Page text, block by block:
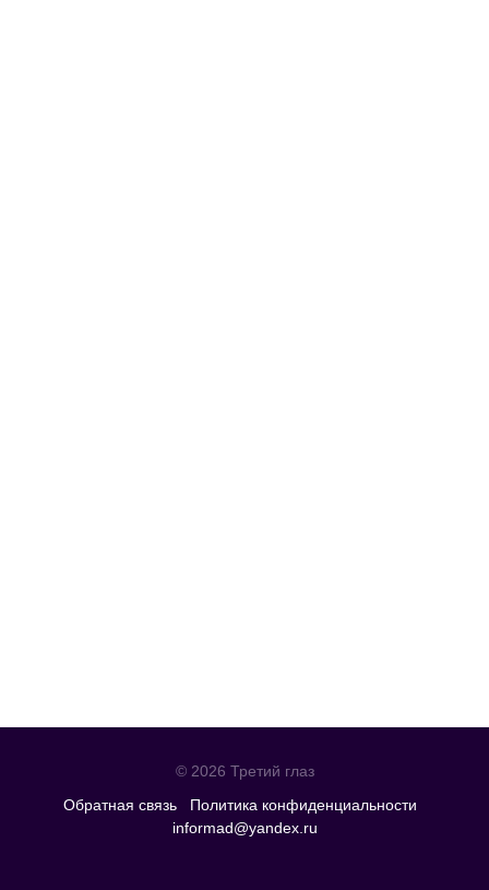
© 2026 Третий глаз
Обратная связь
Политика конфиденциальности
informad@yandex.ru